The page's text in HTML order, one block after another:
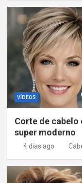
VÍDEOS
Corte de
super moderno
4 dias ago